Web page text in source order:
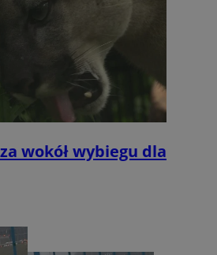
wokół wybiegu dla